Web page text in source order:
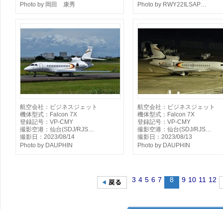
Photo by 岡田 康秀
Photo by RWY22ILSAP…
航空会社：ビジネスジェット
機体型式：Falcon 7X
登録記号：VP-CMY
撮影空港：仙台(SDJ/RJS…
撮影日：2023/08/14
Photo by DAUPHIN
航空会社：ビジネスジェット
機体型式：Falcon 7X
登録記号：VP-CMY
撮影空港：仙台(SDJ/RJS…
撮影日：2023/08/13
Photo by DAUPHIN
3 4 5 6 7 8 9 10 11 12